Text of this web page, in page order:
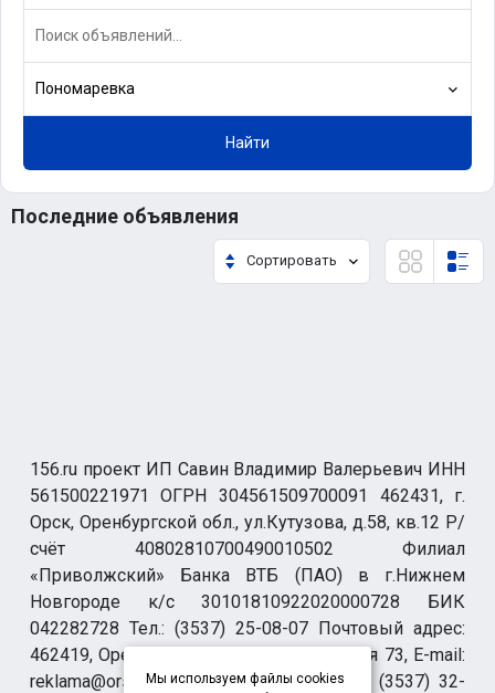
Пономаревка
Найти
Последние объявления
Сортировать
156.ru проект ИП Савин Владимир Валерьевич ИНН
561500221971 ОГРН 304561509700091 462431, г.
Орск, Оренбургской обл., ул.Кутузова, д.58, кв.12 Р/
счёт 40802810700490010502 Филиал
«Приволжский» Банка ВТБ (ПАО) в г.Нижнем
Новгороде к/с 30101810922020000728 БИК
042282728 Тел.: (3537) 25-08-07 Почтовый адрес:
462419, Оренбургская обл., г. Орск-19 а/я 73, E-mail:
reklama@orsk.ru ТЕЛЕФОН МОДЕРАЦИИ (3537) 32-
Мы используем файлы cookies